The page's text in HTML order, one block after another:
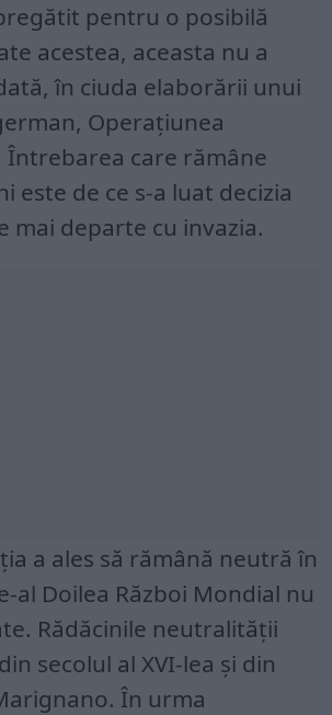
pentru o posibilă
acestea, aceasta nu a
în ciuda elaborării unui
Operațiunea
Întrebarea care rămâne
este de ce s-a luat decizia
mai departe cu invazia.
a ales să rămână neutră în
al Doilea Război Mondial nu
Rădăcinile neutralității
secolul al XVI-lea și din
În urma